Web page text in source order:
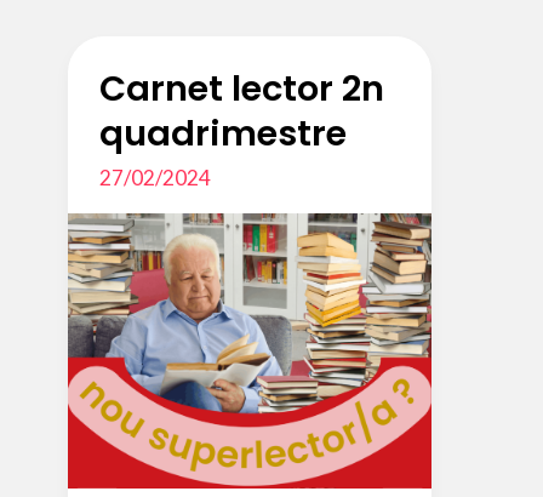
Carnet lector 2n
quadrimestre
27/02/2024